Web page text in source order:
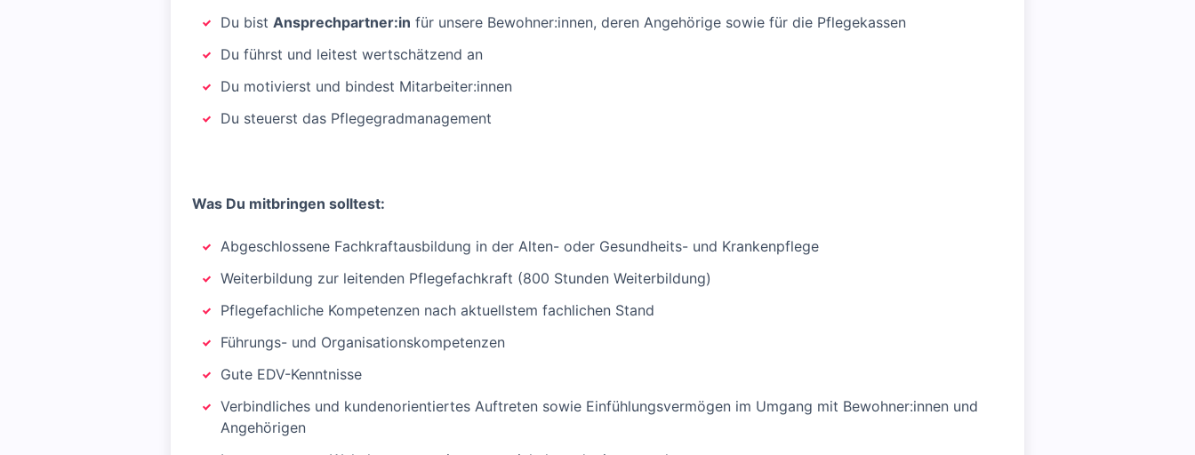
Du bist Ansprechpartner:in für unsere Bewohner:innen, deren Angehörige sowie für die Pflegekassen
Du führst und leitest wertschätzend an
Du motivierst und bindest Mitarbeiter:innen
Du steuerst das Pflegegradmanagement
Was Du mitbringen solltest:
Abgeschlossene Fachkraftausbildung in der Alten- oder Gesundheits- und Krankenpflege
Weiterbildung zur leitenden Pflegefachkraft (800 Stunden Weiterbildung)
Pflegefachliche Kompetenzen nach aktuellstem fachlichen Stand
Führungs- und Organisationskompetenzen
Gute EDV-Kenntnisse
Verbindliches und kundenorientiertes Auftreten sowie Einfühlungsvermögen im Umgang mit Bewohner:innen und
Angehörigen